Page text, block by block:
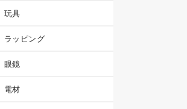
玩具
ラッピング
眼鏡
電材